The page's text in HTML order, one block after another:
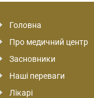
Головна
Про медичний центр
Засновники
Наші переваги
Лікарі